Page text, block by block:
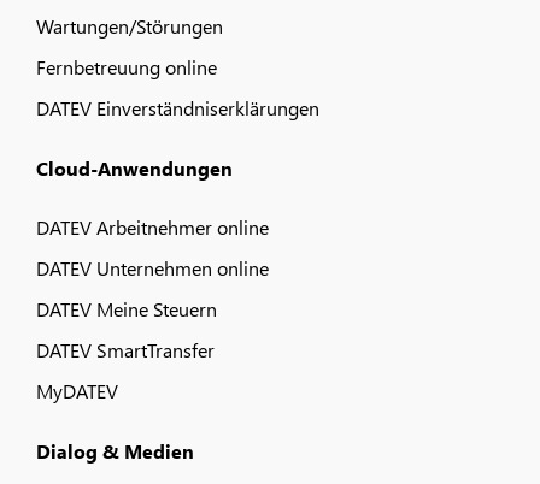
Wartungen/Störungen
Fernbetreuung online
DATEV Einverständniserklärungen
Cloud-Anwendungen
DATEV Arbeitnehmer online
DATEV Unternehmen online
DATEV Meine Steuern
DATEV SmartTransfer
MyDATEV
Dialog & Medien